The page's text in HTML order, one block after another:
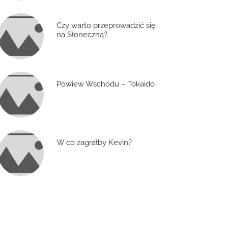
Czy warto przeprowadzić się
na Słoneczną?
Powiew Wschodu – Tokaido
W co zagrałby Kevin?